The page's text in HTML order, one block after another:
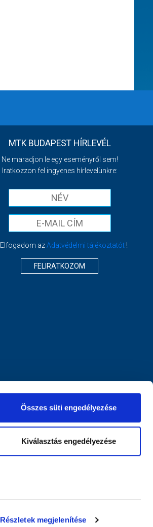
Részletek megjelenítése
Összes süti engedélyezése
Kiválasztás engedélyezése
MTK BUDAPEST HÍRLEVÉL
Ne maradjon le egy eseményről sem!
Iratkozzon fel ingyenes hírlevelünkre:
Elfogadom azAdatvédelmi tájékoztatót !
FELIRATKOZOM